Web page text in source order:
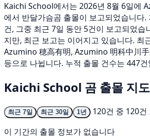
Kaichi School에서는 2026년 8월 6일에
에서 반달가슴곰 출몰이 보고되었습니다.
건, 그중 최근 7일 동안 5건이 보고되었습
지만, 최근 보고는 이어지고 있습니다. 최
Azumino 穂高有明, Azumino 明科中川
등으로 나뉩니다. 누적 출몰 건수는 447건
Kaichi School 곰 출몰 지도
최근 7일 최근 30일 1년
120건 중 120건
이 기간의 출몰 정보가 없습니다